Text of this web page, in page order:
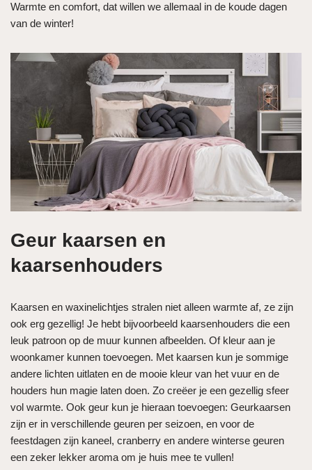
Warmte en comfort, dat willen we allemaal in de koude dagen
van de winter!
Geur kaarsen en
kaarsenhouders
Kaarsen en waxinelichtjes stralen niet alleen warmte af, ze zijn
ook erg gezellig! Je hebt bijvoorbeeld kaarsenhouders die een
leuk patroon op de muur kunnen afbeelden. Of kleur aan je
woonkamer kunnen toevoegen. Met kaarsen kun je sommige
andere lichten uitlaten en de mooie kleur van het vuur en de
houders hun magie laten doen. Zo creëer je een gezellig sfeer
vol warmte. Ook geur kun je hieraan toevoegen: Geurkaarsen
zijn er in verschillende geuren per seizoen, en voor de
feestdagen zijn kaneel, cranberry en andere winterse geuren
een zeker lekker aroma om je huis mee te vullen!